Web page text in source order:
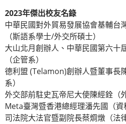
2023年傑出校友名錄
中華民國對外貿易發展協會基輔台
（斯語系學士/外交所碩士）
大山北月創辦人、中華民國第六十
（企管系）
德利盟 (Telamon)創辦人暨董事長
系）
外交部前駐史瓦帝尼大使陳經銓（
Meta臺灣暨香港總經理潘先國（
司法院大法官暨副院長蔡烱燉（法